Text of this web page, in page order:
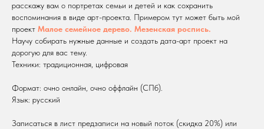
расскажу вам о портретах семьи и детей и как сохранить
воспоминания в виде арт-проекта. Примером тут может быть мой
проект Малое семейное дерево. Мезенская роспись.
Научу собирать нужные данные и создать дата-арт проект на
дорогую для вас тему.
Техники: традиционная, цифровая
Формат: очно онлайн, очно оффлайн (СПб).
Язык: русский
Записаться в лист предзаписи на новый поток (скидка 20%) или